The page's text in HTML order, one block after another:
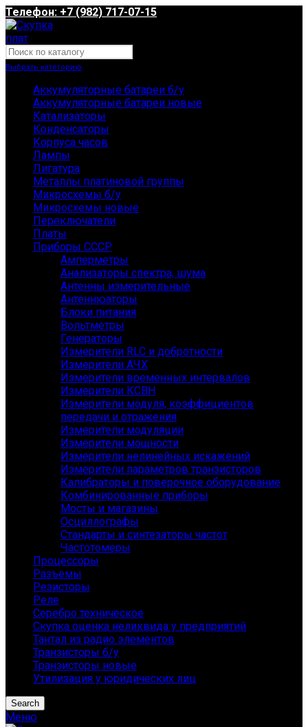
Телефон: +7 (982) 717-07-15
Выбрать категорию
Аккумуляторные батареи б/у
Аккумуляторные батареи новые
Катализаторы
Конденсаторы
Корпуса часов
Лампы
Лигатура
Металлы платиновой группы
Микросхемы б/у
Микросхемы новые
Переключатели
Платы
Приборы СССР
Амперметры
Анализаторы спектра, шума
Антенны измерительные
Антеннюаторы
Блоки питания
Вольтметры
Генераторы
Измерители RLC и добротности
Измерители АЧХ
Измерители временных интервалов
Измерители КСВН
Измерители модуля, коэффициентов
передачи и отражения
Измерители модуляции
Измерители мощности
Измерители нелинейных искажений
Измерители параметров транзисторов
Калибраторы и поверочное оборудование
Комбинированные приборы
Мосты и магазины
Осциллографы
Стандарты и синтезаторы частот
Частотомеры
Процессоры
Разъемы
Резисторы
Реле
Серебро техническое
Скупка оценка неликвида у предприятий
Тантал из радио элементов
Транзисторы б/у
Транзисторы новые
Утилизация у юридических лиц
Search
Меню